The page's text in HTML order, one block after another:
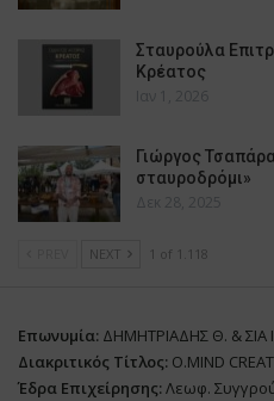
Σταυρούλα
Κρέατος
Ιαν 1, 2026
Γιώργος
σταυροδρόμι»
Δεκ 28, 2025
NEXT 1 of 1.118
Επωνυμία: ΔΗΜΗΤΡΙΑΔΗΣ Θ. & ΣΙΑ
Διακριτικός Τίτλος: O.MIND
Έδρα Επιχείρησης:Λεωφ.